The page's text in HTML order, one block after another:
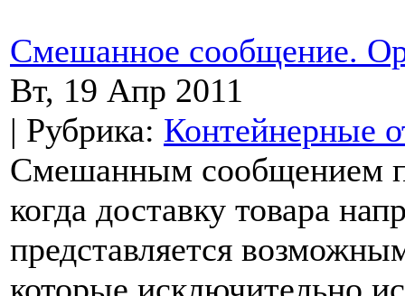
Смешанное сообщение.
Вт, 19 Апр 2011
| Рубрика: Контейнерные
Смешанным сообщением
когда доставку товара
представляется